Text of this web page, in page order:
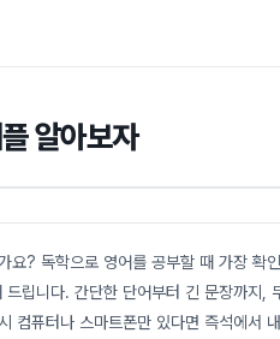
알아보자
요? 독학으로 영어를 공부할 때 가장 확
립니다. 간단한 단어부터 긴 문장까지,
컴퓨터나 스마트폰만 있다면 즉석에서